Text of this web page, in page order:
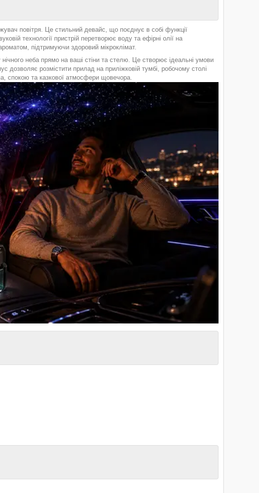
повітря. Це стильний девайс, що поєднує в собі функції
технології пристрій перетворює воду та ефірні олії на
підтримуючи здоровий мікроклімат.
неба прямо на ваші стіни та стелю. Це створює ідеальні умови
дозволяє розмістити прилад на приліжковій тумбі, робочому столі
спокою та казкової атмосфери щовечора.